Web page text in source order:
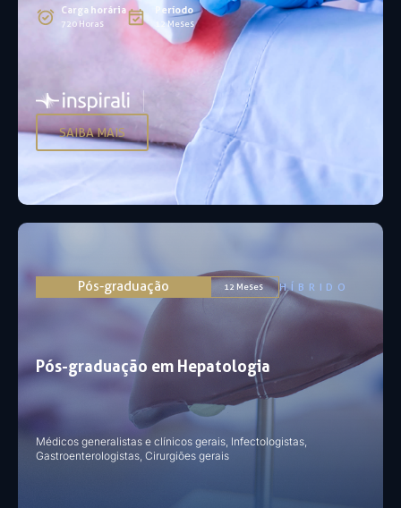
Carga horária
720 Horas
Período
12 Meses
SAIBA MAIS
Pós-graduação em Hepatologia
Médicos generalistas e clínicos gerais, Infectologistas,
Gastroenterologistas, Cirurgiões gerais
Pós-graduação 12 Meses HÍBRIDO